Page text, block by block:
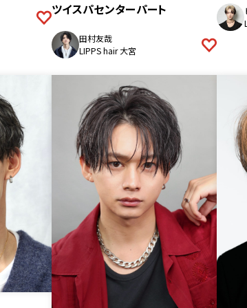
ツイスパセンターパート
田村友哉
LIPPS hair 大宮